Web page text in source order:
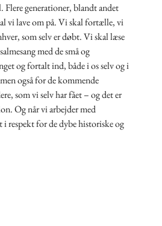
generationer, blandt andet
vi lave om på. Vi skal fortælle, vi
som selv er døbt. Vi skal læse
med de små og
og fortalt ind, både i os selv og i
også for de kommende
som vi selv har fået – og det er
Og når vi arbejder med
respekt for de dybe historiske og